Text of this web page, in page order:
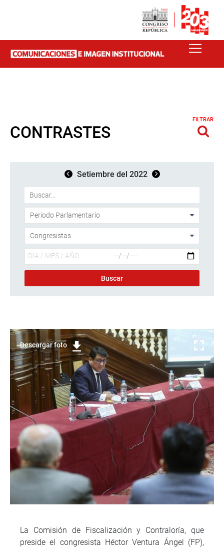
CONTRASTES
FILTRAR
Setiembre del 2022
Descargar foto
La Comisión de Fiscalización y Contraloría, que
preside el congresista Héctor Ventura Ángel (FP),